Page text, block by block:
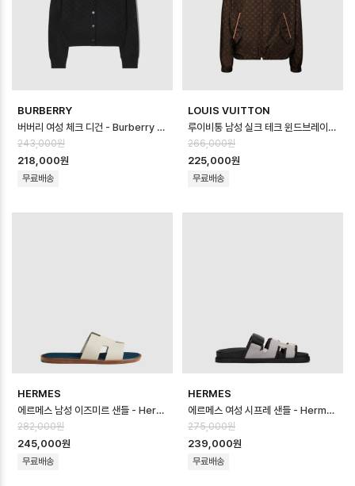
BURBERRY
버버리 여성 체크 디건 - Burberry Womens Checked Cardigan - …
243,000원
218,000원
무료배송
LOUIS VUITTON
루이비통 남성 실크 테크 윈드브레이커 - Louis vuitton Mens Silk Tec…
266,000원
225,000원
무료배송
HERMES
에르메스 남성 이즈미르 샌들 - Hermes Mens Lzmir Sandal - hes14…
282,000원
245,000원
무료배송
HERMES
에르메스 여성 시프레 샌들 - Hermes Womens Chypre Sandal - hes…
275,000원
239,000원
무료배송